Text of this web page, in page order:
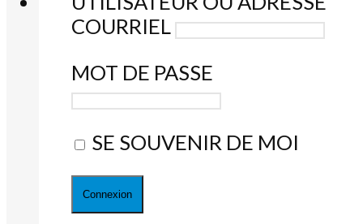
COURRIEL
MOT DE PASSE
SE SOUVENIR DE MOI